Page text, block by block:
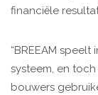
financiële
“BREEAM
systeem, en
bouwers